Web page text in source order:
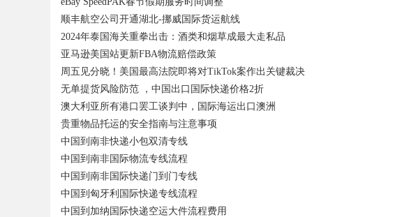
顺丰航空公司开通湖北-挪威国际货运航线
2024年泰国海关重拳出击：酒类和烟草成最大走私品
亚马逊美国站更新FBA物流赔偿政策
周五见分晓！美国最高法院即将对TikTok案作出关键裁决
无单提货风险防范 ，中国出口国际快递价格2折
澳大利亚所有港口罢工谈判中，国际海运出口澳洲
贵重物品托运的安全指南与注意事项
中国到南非快递小包双清专线
中国到南非国际物流专线流程
中国到南非国际快递门到门专线
中国到匈牙利国际快递专线流程
中国到加纳国际快递空运大件流程费用